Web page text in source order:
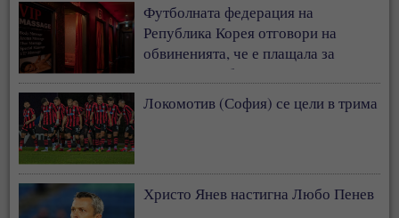
Футболната федерация на
Република Корея отговори на
обвиненията, че е плащала за
сексуални забавления на съдии
Локомотив (София) се цели в трима
Христо Янев настигна Любо Пенев